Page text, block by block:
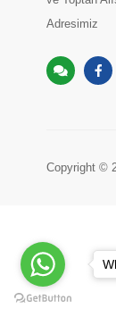
Adresimiz
Copyright ©